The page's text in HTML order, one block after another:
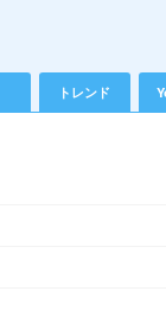
トレンド